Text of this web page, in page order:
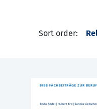
Sort order: